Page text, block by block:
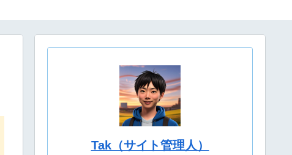
Tak（サイト管理人）